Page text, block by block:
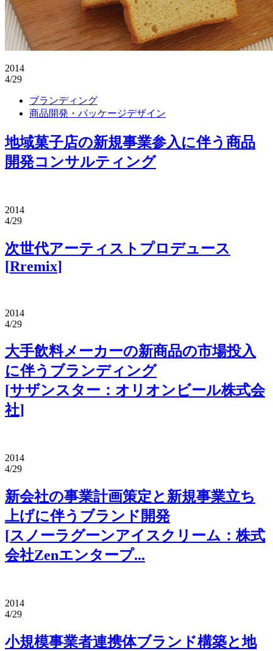
2014
4/29
ブランディング
商品開発・パッケージデザイン
地域菓子店の新規事業参入に伴う商品
開発コンサルティング
2014
4/29
次世代アーティストプロデュース
[Rremix]
2014
4/29
大手飲料メーカーの新商品の市場投入
に伴うブランディング
[サザンスター：オリオンビール株式会
社]
2014
4/29
新会社の事業計画策定と新規事業立ち
上げに伴うブランド開発
[スノーラグーンアイスクリーム：株式
会社Zenエンタープ...
2014
4/29
小規模事業者連携体ブランド構築と地